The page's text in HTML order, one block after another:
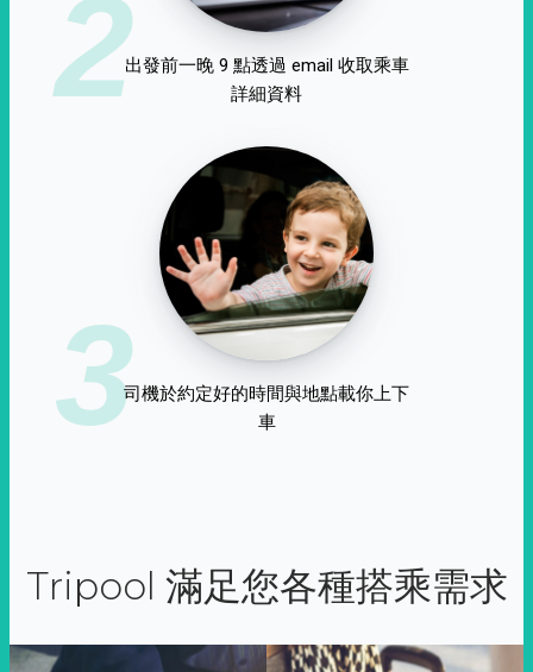
2出發前一晚 9 點透過 email 收取乘車
詳細資料
3司機於約定好的時間與地點載你上下
車
Tripool 滿足您各種搭乘需求